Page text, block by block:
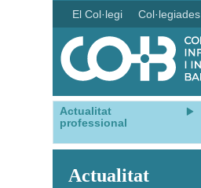
El Col·legi Col·legiades
Actualitat
professional
Actualitat